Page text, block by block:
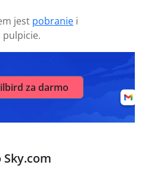
jest pobranie i
pulpicie.
za darmo